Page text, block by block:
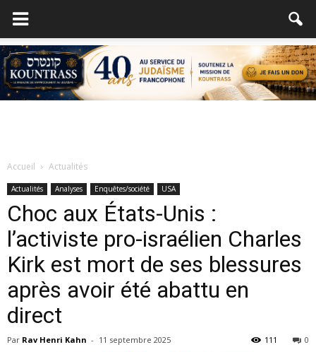
Accueil Actualités
Actualités Analyses Enquêtes/société USA
Choc aux États-Unis :
l’activiste pro-israélien Charles
Kirk est mort de ses blessures
après avoir été abattu en
direct
Par Rav Henri Kahn - 11 septembre 2025 0
111